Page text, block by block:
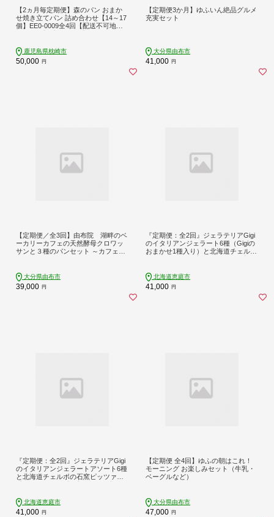
【2ヵ月毎定期便】森のパン おまか
せ焼き立てパン 詰め合わせ【14～17
個】EE0-0009全4回【配送不可地
鹿児島県枕崎市
50,000 円
【定期便3か月】ゆふいん絶品グルメ
充実セット
大分県由布市
41,000 円
【定期便／全3回】由布院 湖畔のベ
ーカリーカフェの天然酵母クロワッ
サンと３種のパンセット ～カフェラ
大分県由布市
39,000 円
『定期便：全2回』ジェラテリアGigi
のイタリアンジェラート6種（Gigiの
おまかせ1種入り）と北海道チェルボ
北海道恵庭市
41,000 円
『定期便：全2回』ジェラテリアGigi
のイタリアンジェラートアソート6種
と北海道チェルボの石窯ピッツァ
北海道恵庭市
41,000 円
【定期便 全4回】ゆふの朝はこれ！
モーニング お楽しみセット（牛乳・
ベーグルなど）
大分県由布市
47,000 円